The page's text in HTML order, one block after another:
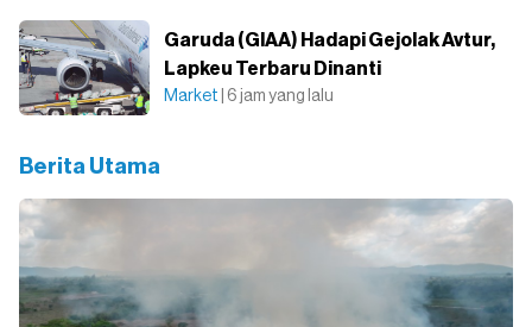
Garuda (GIAA) Hadapi Gejolak Avtur,
Lapkeu Terbaru Dinanti
Market | 6 jam yang lalu
Berita Utama